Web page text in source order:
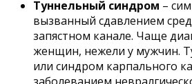
Туннельный синдром –
вызванный сдавлением
запястном канале. Чаще
женщин, нежели у мужчин.
или синдром карпального